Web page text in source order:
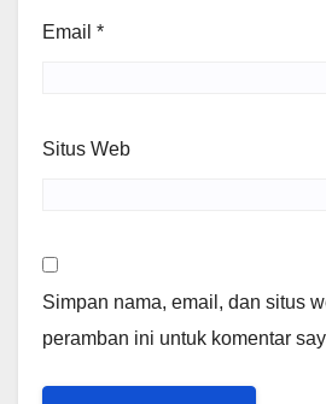
Email *
Situs Web
Simpan nama, email, dan situs
peramban ini untuk komentar